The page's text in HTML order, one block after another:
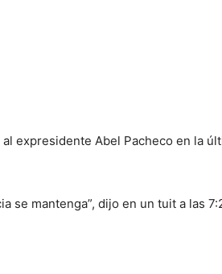
expresidente Abel Pacheco en la
se mantenga”, dijo en un tuit a las